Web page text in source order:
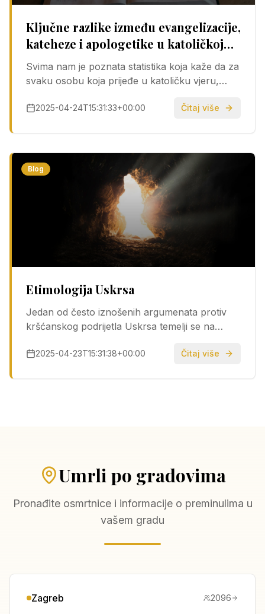
Ključne razlike između evangelizacije,
kateheze i apologetike u katoličkoj
vjeri
Svima nam je poznata statistika koja kaže da za
svaku osobu koja prijeđe u katoličku vjeru,
koji uđu u crkvu na uskrsno bdijenje sljedeće
2025-04-24T15:31:33+00:00 Čitaj više
Blog
Etimologija Uskrsa
Jedan od često iznošenih argumenata protiv
kršćanskog podrijetla Uskrsa temelji se na
potječe od imena germanske božice Eostre, što
2025-04-23T15:31:38+00:00 Čitaj više
Umrli po gradovima
Pronađite osmrtnice i informacije o preminulima u
vašem gradu
Zagreb 2096